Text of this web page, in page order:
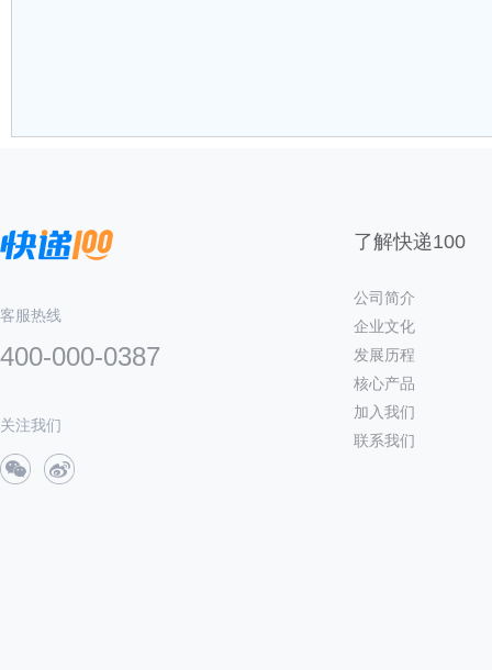
客服热线
400-000-0387
关注我们
了解快递100
公司简介
企业文化
发展历程
核心产品
加入我们
联系我们